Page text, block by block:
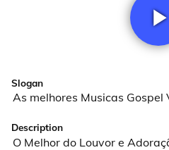
Slogan
As melhores Musicas Gospel
Description
O Melhor do Louvor e